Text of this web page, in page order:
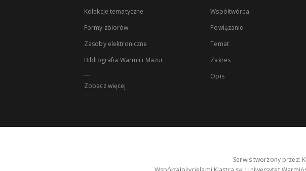
Kolekcje tematyczne
Formy zbiorów
Zasoby elektroniczne
Bibliografia Warmii i Mazur
...
Zobacz więcej
Współtwórca
Powiązanie
Temat
Zakres
Opis
Serwis tworzony przez: